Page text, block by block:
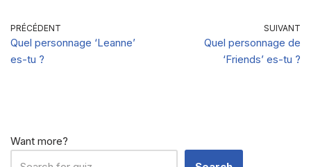
alimentaires ?
PRÉCÉDENT
Quel personnage ‘Leanne’
es-tu ?
SUIVANT
Quel personnage de
‘Friends’ es-tu ?
Want more?